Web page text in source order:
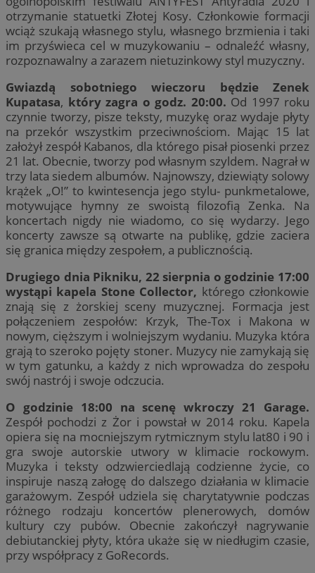
otrzymanie statuetki Złotej Kosy. Członkowie formacji
wciąż szukają własnego stylu, własnego brzmienia i taki
im przyświeca cel w muzykowaniu – odnaleźć własny,
rozpoznawalny a zarazem nietuzinkowy styl muzyczny.
Gwiazdą sobotniego wieczoru będzie Zenek
Kupatasa, który zagra o godz. 20:00. Od 1997 roku
czynnie tworzy, pisze teksty, muzykę oraz wydaje płyty
na przekór wszystkim przeciwnościom. Mając 15 lat
założył zespół Kabanos, dla którego pisał piosenki przez
21 lat. Obecnie, tworzy pod własnym szyldem. Nagrał w
trzy lata siedem albumów. Najnowszy, dziewiąty solowy
krążek „O!” to kwintesencja jego stylu- punkmetalowe,
motywujące hymny ze swoistą filozofią Zenka. Na
koncertach nigdy nie wiadomo, co się wydarzy. Jego
koncerty zawsze są otwarte na publikę, gdzie zaciera
się granica między zespołem, a publicznością.
Drugiego dnia Pikniku, 22 sierpnia o godzinie 17:00
wystąpi kapela Stone Collector, którego członkowie
znają się z żorskiej sceny muzycznej. Formacja jest
połączeniem zespołów: Krzyk, The-Tox i Makona w
nowym, cięższym i wolniejszym wydaniu. Muzyka która
grają to szeroko pojęty stoner. Muzycy nie zamykają się
w tym gatunku, a każdy z nich wprowadza do zespołu
swój nastrój i swoje odczucia.
O godzinie 18:00 na scenę wkroczy 21 Garage.
Zespół pochodzi z Żor i powstał w 2014 roku. Kapela
opiera się na mocniejszym rytmicznym stylu lat80 i 90 i
gra swoje autorskie utwory w klimacie rockowym.
Muzyka i teksty odzwierciedlają codzienne życie, co
inspiruje naszą załogę do dalszego działania w klimacie
garażowym. Zespół udziela się charytatywnie podczas
różnego rodzaju koncertów plenerowych, domów
kultury czy pubów. Obecnie zakończył nagrywanie
debiutanckiej płyty, która ukaże się w niedługim czasie,
przy współpracy z GoRecords.